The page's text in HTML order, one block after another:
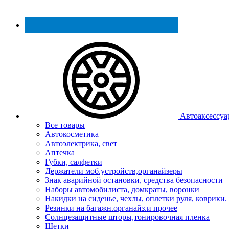
Реестр МинПромТорга
Все товары
Автокосметика
Автоэлектрика, свет
Аптечка
Губки, салфетки
Держатели моб.устройств,органайзеры
Знак аварийной остановки, средства безопасности
Наборы автомобилиста, домкраты, воронки
Накидки на сиденье, чехлы, оплетки руля, коврики.
Резинки на багажн.органайз.и прочее
Солнцезащитные шторы,тонировочная пленка
Щетки